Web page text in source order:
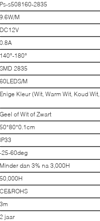
Ps-s508160-2835
9.6W/M
DC12V
0.8A
140°-180°
SMD 2835
60LEDS/M
Enige Kleur (Wit, Warm Wit, Koud
Geel of Wit of Zwart
50*80*0.1cm
IP33
-25-60deg
Minder dan 3% na 3,000H
50,000H
CE&ROHS
3m
2 jaar